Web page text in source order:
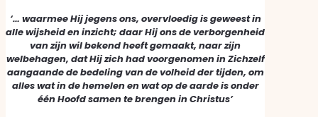
‘… waarmee Hij jegens ons, overvloedig is geweest in
alle wijsheid en inzicht; daar Hij ons de verborgenheid
van zijn wil bekend heeft gemaakt, naar zijn
welbehagen, dat Hij zich had voorgenomen in Zichzelf
aangaande de bedeling van de volheid der tijden, om
alles wat in de hemelen en wat op de aarde is onder
één Hoofd samen te brengen in Christus’